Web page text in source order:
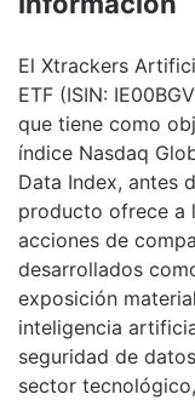
El Xtrackers
ETF (ISIN:
que tiene como
índice Nasdaq
Data Index, antes
producto ofrece a
acciones de
desarrollados
exposición
inteligencia
seguridad de
sector